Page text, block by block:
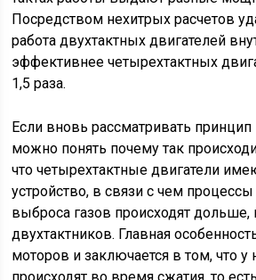
Посредством нехитрых расчетов
работа двухтактных двигателей
эффективнее четырехтактных
1,5 раза.
Если вновь рассматривать принцип
можно понять почему так
что четырехтактные двигатели
устройство, в связи с чем
выброса газов происходят дольше,
двухтактников. Главная
моторов и заключается в том, что у